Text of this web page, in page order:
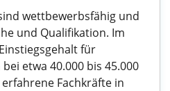
wettbewerbsfähig und
und Qualifikation. Im
für
etwa 40.000 bis 45.000
Fachkräfte in